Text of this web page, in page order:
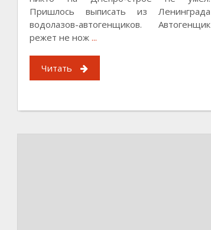
Пришлось выписать из Ленинграда
водолазов-автогенщиков. Автогенщик
режет не нож ...
Читать